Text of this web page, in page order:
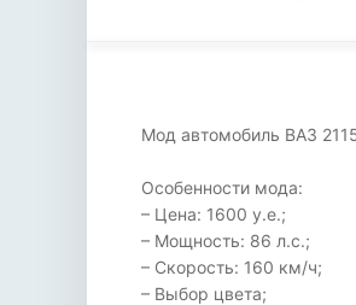
Мод автомобиль ВАЗ
Особенности мода:
– Цена: 1600 у.е.;
– Мощность: 86 л.с.;
– Скорость: 160 км/ч;
– Выбор цвета;